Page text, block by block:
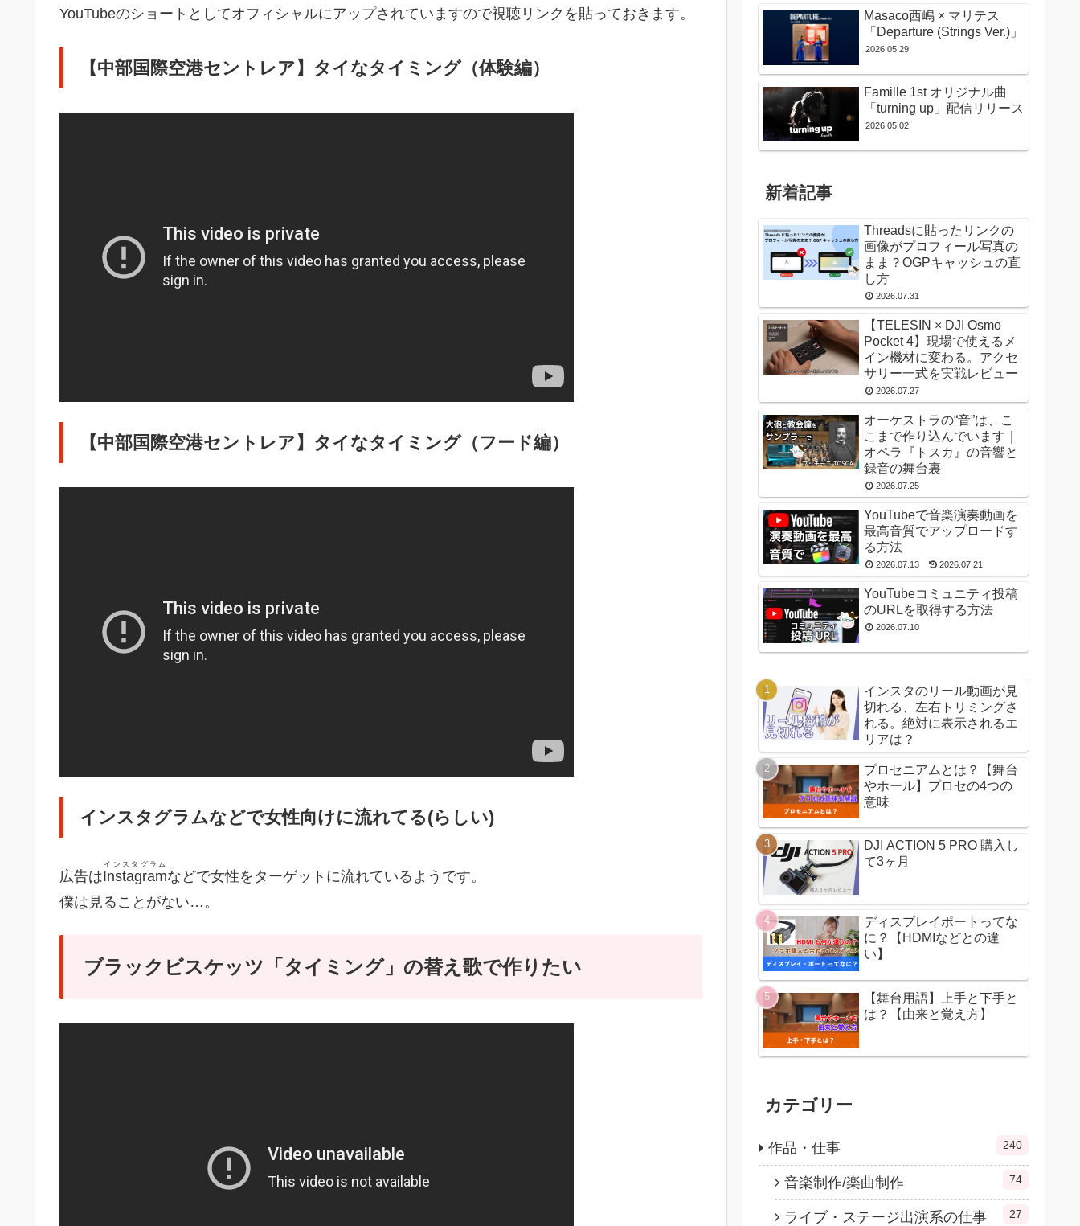
YouTubeのショートとしてオフィシャルにアップされていますので視聴リンクを貼っておきます。
【中部国際空港セントレア】タイなタイミング（体験編）
【中部国際空港セントレア】タイなタイミング（フード編）
インスタグラムなどで女性向けに流れてる(らしい)
広告はInstagram
インスタグラム
などで女性をターゲットに流れているようです。
僕は見ることがない…。
ブラックビスケッツ「タイミング」の替え歌で作りたい
Masaco西嶋 × マリテス
「Departure (Strings Ver.)」
2026.05.29
Famille 1st オリジナル曲
「turning up」配信リリース
2026.05.02
新着記事
Threadsに貼ったリンクの
画像がプロフィール写真の
まま？OGPキャッシュの直
し方
2026.07.31
【TELESIN × DJI Osmo
Pocket 4】現場で使えるメ
イン機材に変わる。アクセ
サリー一式を実戦レビュー
2026.07.27
オーケストラの“音”は、こ
こまで作り込んでいます｜
オペラ『トスカ』の音響と
録音の舞台裏
2026.07.25
YouTubeで音楽演奏動画を
最高音質でアップロードす
る方法
2026.07.13 2026.07.21
YouTubeコミュニティ投稿
のURLを取得する方法
2026.07.10
インスタのリール動画が見
切れる、左右トリミングさ
れる。絶対に表示されるエ
リアは？
プロセニアムとは？【舞台
やホール】プロセの4つの
意味
DJI ACTION 5 PRO 購入し
て3ヶ月
ディスプレイポートってな
に？【HDMIなどとの違
い】
【舞台用語】上手と下手と
は？【由来と覚え方】
カテゴリー
作品・仕事 240
音楽制作/楽曲制作 74
ライブ・ステージ出演系の仕事 27